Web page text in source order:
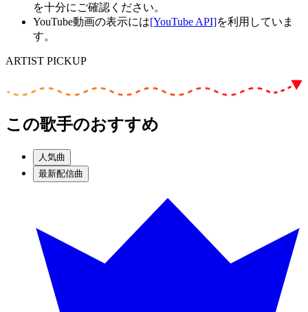
を十分にご確認ください。
YouTube動画の表示には[YouTube API]を利用していま
す。
ARTIST PICKUP
この歌手のおすすめ
人気曲
最新配信曲